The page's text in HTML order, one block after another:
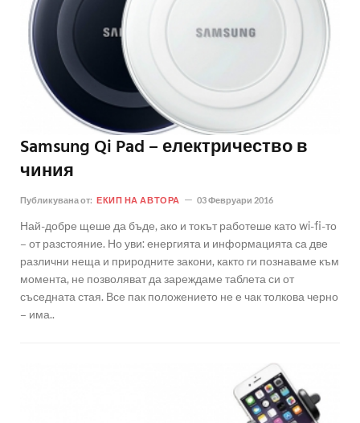
Samsung Qi Pad – електричество в
чиния
Публикувана от: ЕКИП НА АВТОРА 03 Февруари 2016
Най-добре щеше да бъде, ако и токът работеше като wi-fi-то
– от разстояние. Но уви: енергията и информацията са две
различни неща и природните закони, както ги познаваме към
момента, не позволяват да зареждаме таблета си от
съседната стая. Все пак положението не е чак толкова черно
– има..